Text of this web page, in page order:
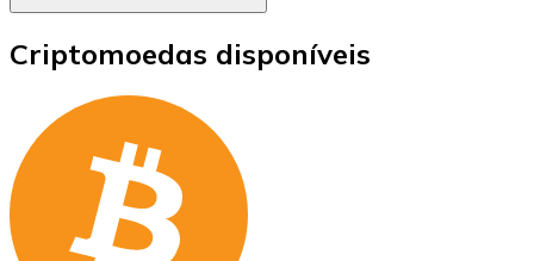
Criptomoedas disponíveis